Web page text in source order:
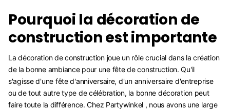
Pourquoi la décoration de
construction est importante
La décoration de construction joue un rôle crucial dans la création
de la bonne ambiance pour une fête de construction. Qu'il
s'agisse d'une fête d'anniversaire, d'un anniversaire d'entreprise
ou de tout autre type de célébration, la bonne décoration peut
faire toute la différence. Chez Partywinkel , nous avons une large